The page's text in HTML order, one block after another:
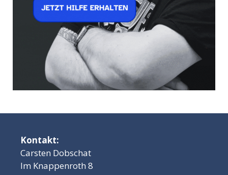
Kontakt:
Carsten Dobschat
Im Knappenroth 8